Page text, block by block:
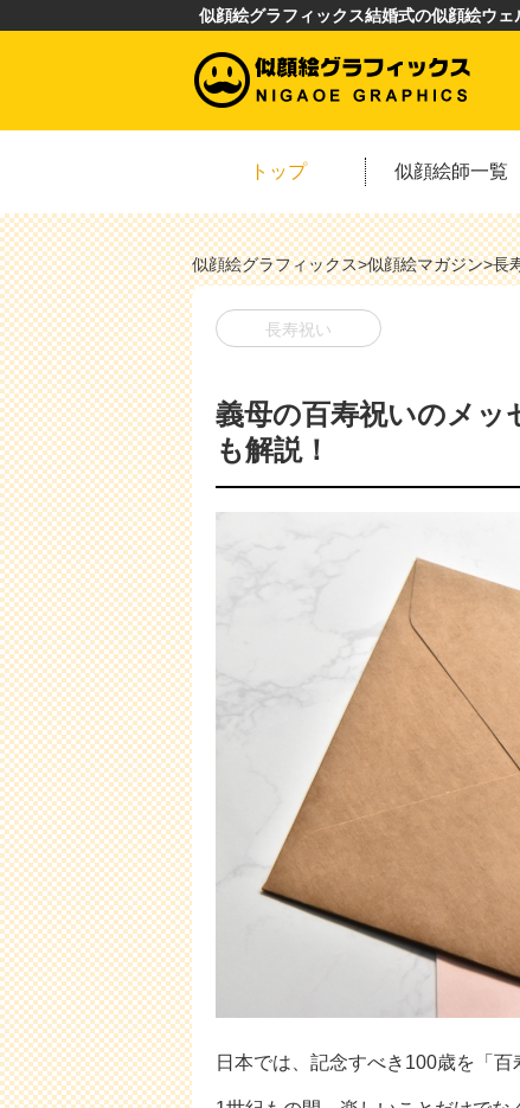
似顔絵グラフィックス結婚式の似顔絵ウ
トップ 似顔絵師一覧
似顔絵グラフィックス>似顔絵マガジン>長
長寿祝い
義母の百寿祝いのメッ
も解説！
日本では、記念すべき100歳を「百